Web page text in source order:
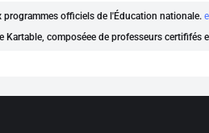
officiels de l'Éducation nationale.
composéee de professeurs certififés